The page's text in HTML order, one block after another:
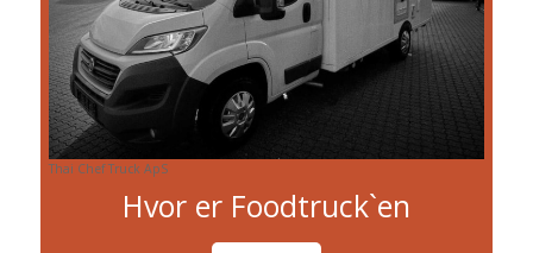
Thai Chef Truck ApS
Hvor er Foodtruck`en